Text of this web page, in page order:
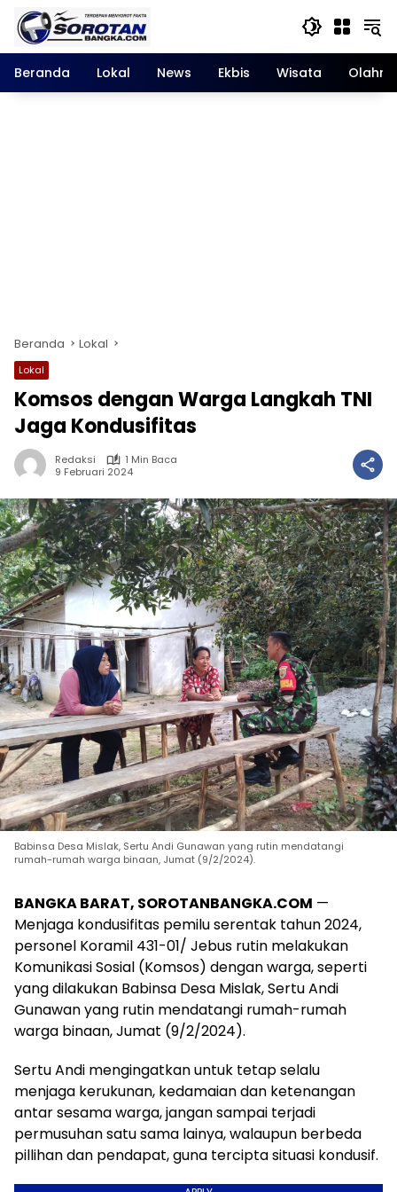
Langsung
konten
Beranda
Lokal News Ekbis Wisata
Beranda Lokal
Lokal
Komsos dengan Warga Langkah TNI
Jaga Kondusifitas
Redaksi
1 Min Baca
9 Februari 2024
Babinsa Desa Mislak, Sertu Andi Gunawan yang rutin mendatangi
rumah-rumah warga binaan, Jumat (9/2/2024).
BANGKA BARAT, SOROTANBANGKA.COM —
Menjaga kondusifitas pemilu serentak tahun 2024,
personel Koramil 431-01/ Jebus rutin melakukan
Komunikasi Sosial (Komsos) dengan warga, seperti
yang dilakukan Babinsa Desa Mislak, Sertu Andi
Gunawan yang rutin mendatangi rumah-rumah
warga binaan, Jumat (9/2/2024).
Sertu Andi mengingatkan untuk tetap selalu
menjaga kerukunan, kedamaian dan ketenangan
antar sesama warga, jangan sampai terjadi
permusuhan satu sama lainya, walaupun berbeda
pillihan dan pendapat, guna tercipta situasi kondusif.